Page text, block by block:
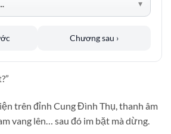
Chương sau ›
trên đỉnh Cung Đình Thụ, thanh âm
vang lên… sau đó im bặt mà dừng.